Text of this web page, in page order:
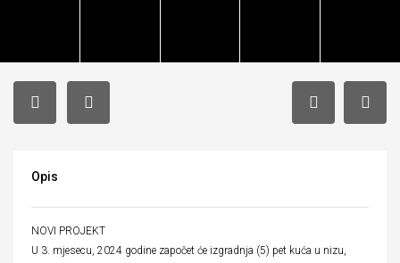
Opis
NOVI PROJEKT
U 3. mjesecu, 2024 godine započet će izgradnja (5) pet kuća u nizu,